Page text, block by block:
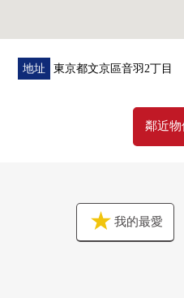
▼周邊環境
・到Maruetsu Petit護國寺站前
・到綠的公園約360m(步行5
地址 東京都文京區音羽2丁目
鄰近物
我的最愛